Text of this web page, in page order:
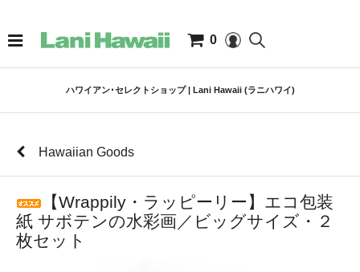
0
ハワイアン･セレクトショップ | Lani Hawaii (ラニハワイ)
Hawaiian Goods
【Wrappily・ラッピーリー】エコ包装
紙 サボテンの水彩画／ビッグサイズ・２
枚セット